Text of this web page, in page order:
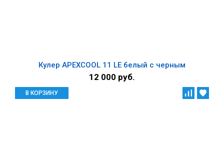
Кулер APEXCOOL 11 LЕ белый с черным
12 000 руб.
В КОРЗИНУ